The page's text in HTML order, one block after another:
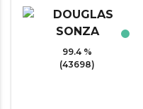
99.4 %
(43698)